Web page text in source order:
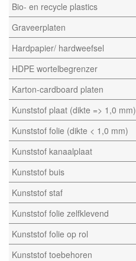
Bio- en recycle plastics
Graveerplaten
Hardpapier/ hardweefsel
HDPE wortelbegrenzer
Karton-cardboard platen
Kunststof plaat (dikte => 1,0 mm)
Kunststof folie (dikte < 1,0 mm)
Kunststof kanaalplaat
Kunststof buis
Kunststof staf
Kunststof folie zelfklevend
Kunststof folie op rol
Kunststof toebehoren